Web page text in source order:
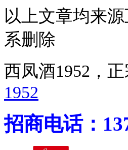
以上文章均来
系删除
西凤酒1952，
1952
招商电话：